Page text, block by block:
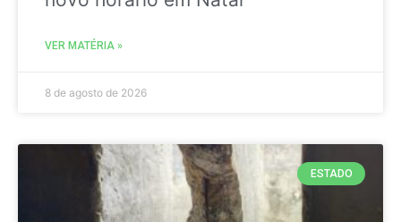
VER MATÉRIA »
8 de agosto de 2026
ESTADO